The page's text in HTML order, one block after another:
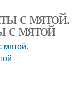
с мятой.
с мятой